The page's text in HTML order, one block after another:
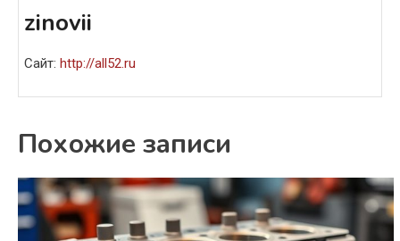
zinovii
Сайт: http://all52.ru
Похожие записи